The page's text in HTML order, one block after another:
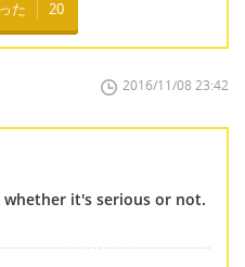
た 20
2016/11/08 23:42
it's serious or not.